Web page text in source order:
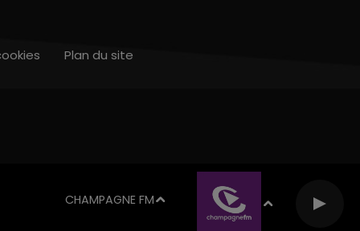
CHAMPAGNE FM
Plan du site